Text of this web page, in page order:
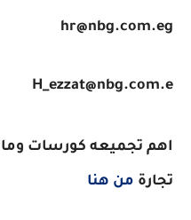
hr@nbg.com.eg
H_ezzat@nbg.com.e
اهم تجميعه كورسات
تجارة من هنا